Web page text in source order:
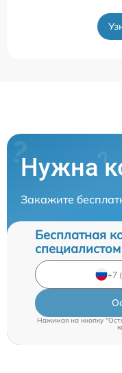
Нужна
Закажите
Бесплатная
специалистом
Нажимая на кнопку